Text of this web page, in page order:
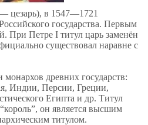
цезарь), в 1547—1721
государства. Первым
При Петре I титул царь заменён
существовал наравне с
древних государств:
Индии, Персии, Греции,
Египта и др. Титул
он является высшим
титулом.